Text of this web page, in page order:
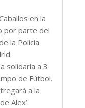
en la
por parte del
la Policía
solidaria a 3
de Fútbol.
a la
Alex’.